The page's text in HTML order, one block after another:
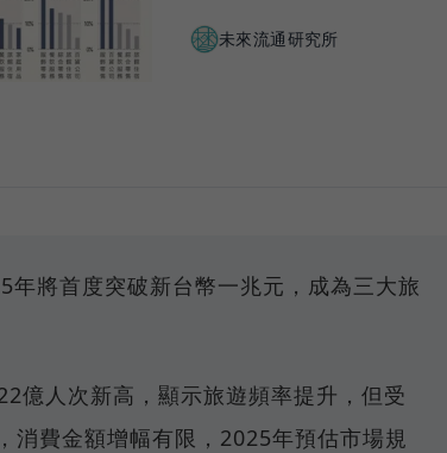
未來流通研究所
年將首度突破新台幣一兆元，成為三大旅
億人次新高，顯示旅遊頻率提升，但受
消費金額增幅有限，2025年預估市場規